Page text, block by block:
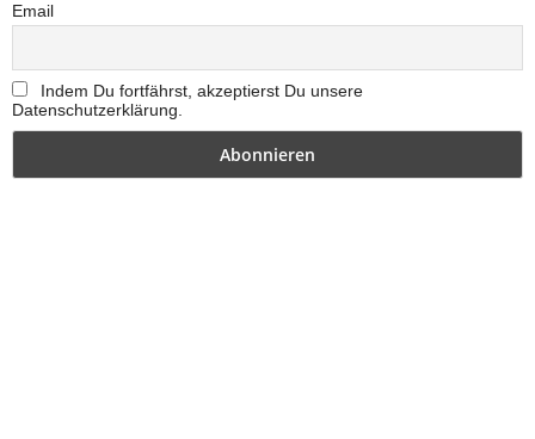
Email
Indem Du fortfährst, akzeptierst Du unsere
Datenschutzerklärung.